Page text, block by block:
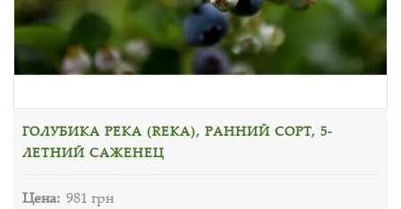
ГОЛУБИКА РЕКА (REKA), РАННИЙ СОРТ, 5-
ЛЕТНИЙ САЖЕНЕЦ
Цена: 981 грн